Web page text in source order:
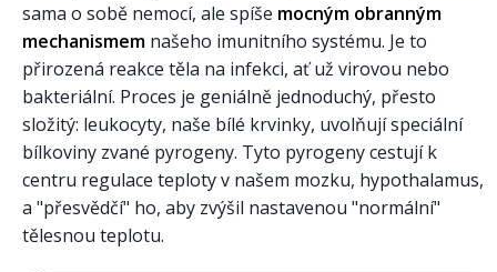
sama o sobě nemocí, ale spíše mocným obranným
mechanismem našeho imunitního systému. Je to
přirozená reakce těla na infekci, ať už virovou nebo
bakteriální. Proces je geniálně jednoduchý, přesto
složitý: leukocyty, naše bílé krvinky, uvolňují speciální
bílkoviny zvané pyrogeny. Tyto pyrogeny cestují k
centru regulace teploty v našem mozku, hypothalamus,
a "přesvědčí" ho, aby zvýšil nastavenou "normální"
tělesnou teplotu.